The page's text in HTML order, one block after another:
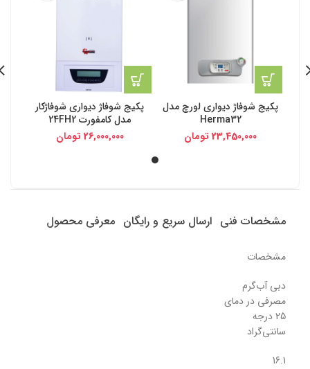
پکیج شوفاژ دیواری لورچ مدل
Herma32
23,450,000 تومان
پکیج شوفاژ دیواری شوفاژکار
مدل کامفورت 24FH2
26,000,000 تومان
مشخصات فنی ارسال سریع و رایگان معرفی محصول
مشخصات
دبی آب‌گرم
مصرفی در دمای
25 درجه
سانتی‌گراد
16.1